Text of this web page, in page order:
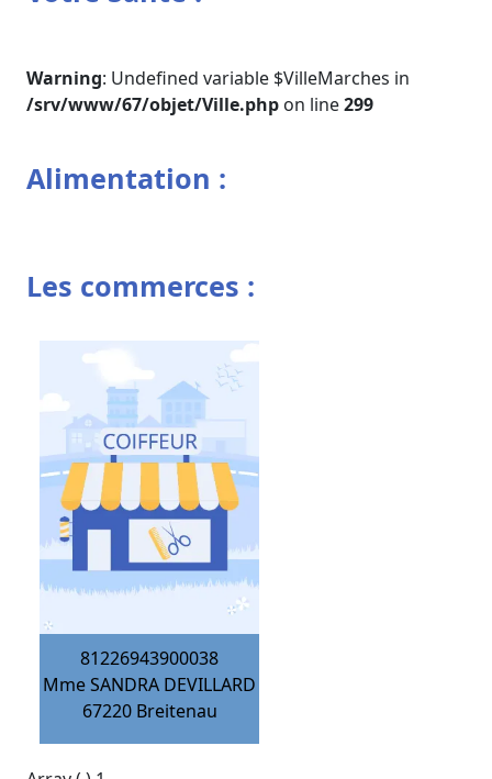
Warning: Undefined variable $VilleMarches in
/srv/www/67/objet/Ville.php on line299
Alimentation :
Les commerces :
81226943900038
Mme SANDRA DEVILLARD
67220 Breitenau